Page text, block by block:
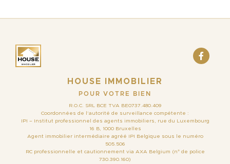
HOUSE IMMOBILIER
POUR VOTRE BIEN
R.O.C. SRL BCE TVA BE0737.480.409
Coordonnées de l’autorité de surveillance compétente :
IPI – Institut professionnel des agents immobiliers, rue du Luxembourg
16 B, 1000 Bruxelles
Agent immobilier intermédiaire agréé IPI Belgique sous le numéro
505.506
RC professionnelle et cautionnement via AXA Belgium (n° de police
730.390.160)